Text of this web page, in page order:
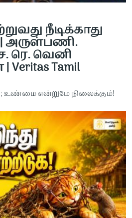
நீடிக்காது
அருள்பணி.
ரெ. வெனி
Tamil
உண்மை என்றுமே நிலைக்கும்!